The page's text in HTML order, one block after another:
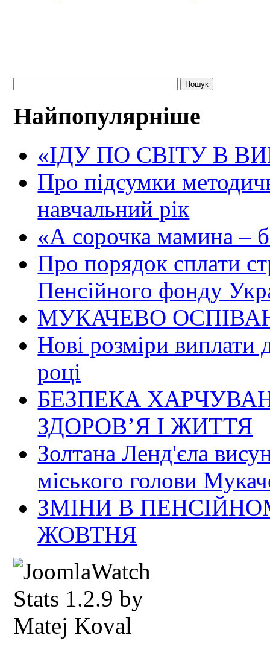
Найпопулярніше
«ІДУ ПО СВІТУ В
Про підсумки
навчальний рік
«А сорочка мамина –
Про порядок сплати
Пенсійного фонду
МУКАЧЕВО
Нові розміри виплати
році
БЕЗПЕКА
ЗДОРОВ’Я І ЖИТТЯ
Золтана Ленд'єла
міського голови
ЗМІНИ В
ЖОВТНЯ